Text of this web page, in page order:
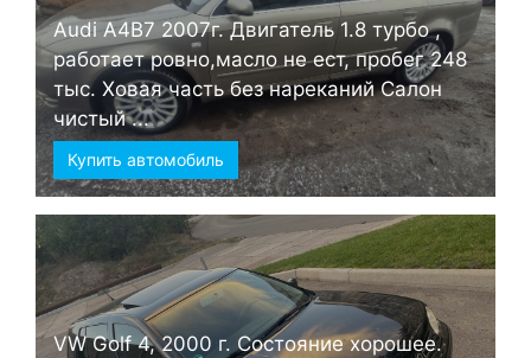
Audi А4B7 2007г. Двигатель 1.8 турбо ,
работает ровно,масло не ест, пробег 248
тыс. Ховая часть без нареканий Салон
чистый ...
Купить автомобиль
VW Golf 4, 2000 г. Состояние хорошее.